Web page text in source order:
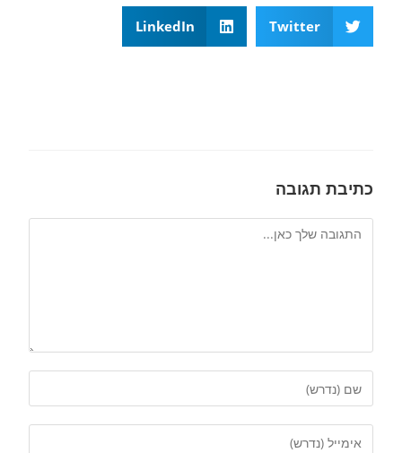
Twitter
LinkedIn
כתיבת תגובה